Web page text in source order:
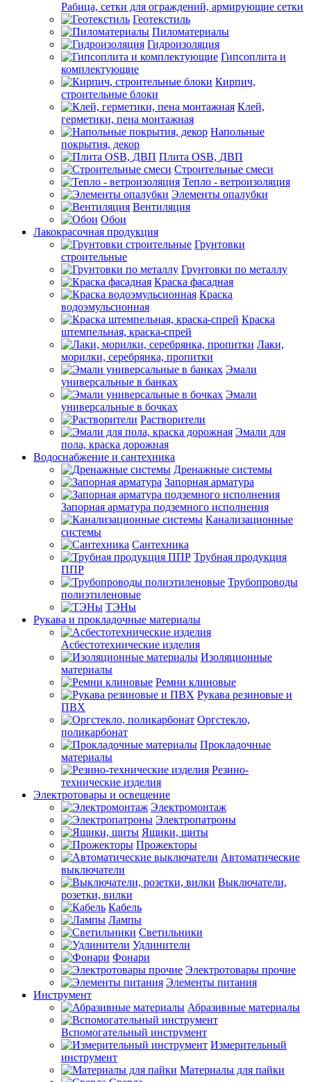
Рабица, сетки для ограждений, армирующие сетки
Геотекстиль
Пиломатериалы
Гидроизоляция
Гипсоплита и
комплектующие
Кирпич,
строительные блоки
Клей,
герметики, пена монтажная
Напольные
покрытия, декор
Плита OSB, ДВП
Строительные смеси
Тепло - ветроизоляция
Элементы опалубки
Вентиляция
Обои
Лакокрасочная продукция
Грунтовки
строительные
Грунтовки по металлу
Краска фасадная
Краска
водоэмульсионная
Краска
штемпельная, краска-спрей
Лаки,
морилки, серебрянка, пропитки
Эмали
универсальные в банках
Эмали
универсальные в бочках
Растворители
Эмали для
пола, краска дорожная
Водоснабжение и сантехника
Дренажные системы
Запорная арматура
Запорная арматура подземного исполнения
Канализационные
системы
Сантехника
Трубная продукция
ППР
Трубопроводы
полиэтиленовые
ТЭНы
Рукава и прокладочные материалы
Асбестотехнические изделия
Изоляционные
материалы
Ремни клиновые
Рукава резиновые и
ПВХ
Оргстекло,
поликарбонат
Прокладочные
материалы
Резино-
технические изделия
Электротовары и освещение
Электромонтаж
Электропатроны
Ящики, щиты
Прожекторы
Автоматические
выключатели
Выключатели,
розетки, вилки
Кабель
Лампы
Светильники
Удлинители
Фонари
Электротовары прочие
Элементы питания
Инструмент
Абразивные материалы
Вспомогательный инструмент
Измерительный
инструмент
Материалы для пайки